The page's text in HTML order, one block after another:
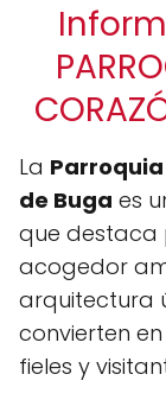
La
de Buga es
que destaca
acogedor
arquitectura
convierten
fieles y